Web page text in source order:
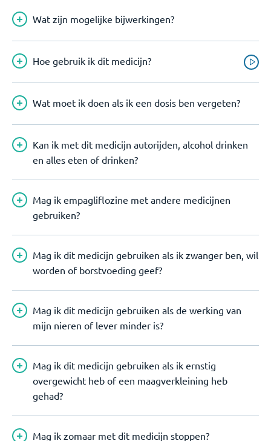
Wat zijn mogelijke bijwerkingen?
Hoe gebruik ik dit medicijn?
Wat moet ik doen als ik een dosis ben vergeten?
Kan ik met dit medicijn autorijden, alcohol drinken
en alles eten of drinken?
Mag ik empagliflozine met andere medicijnen
gebruiken?
Mag ik dit medicijn gebruiken als ik zwanger ben, wil
worden of borstvoeding geef?
Mag ik dit medicijn gebruiken als de werking van
mijn nieren of lever minder is?
Mag ik dit medicijn gebruiken als ik ernstig
overgewicht heb of een maagverkleining heb
gehad?
Mag ik zomaar met dit medicijn stoppen?